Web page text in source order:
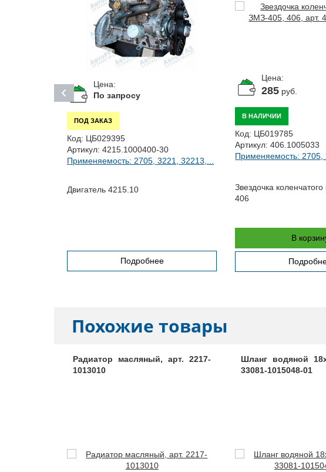
Цена:
По запросу
ПОД ЗАКАЗ
Код: ЦБ029395
Артикул: 4215.1000400-30
Применяемость: 2705, 3221, 32213,...
Двигатель 4215.10
Подробнее
Цена:
285 руб.
В НАЛИЧИИ
Код: ЦБ019785
Артикул: 406.1005033
Применяемость: 2705,
Звездочка
406
В
Похожие товары
Радиатор масляный, арт. 2217-
1013010
Шланг водяной
33081-1015048-01